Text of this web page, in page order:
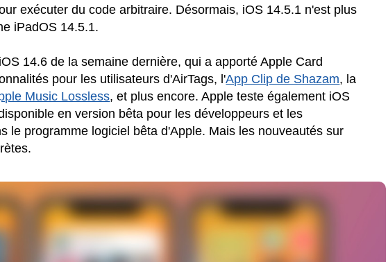
exécuter du code arbitraire. Désormais, iOS 14.5.1 n'est plus
iPadOS 14.5.1.
14.6 de la semaine dernière, qui a apporté Apple Card
pour les utilisateurs d'AirTags, l'App Clip de Shazam, la
Music Lossless, et plus encore. Apple teste également iOS
en version bêta pour les développeurs et les
le programme logiciel bêta d'Apple. Mais les nouveautés sur